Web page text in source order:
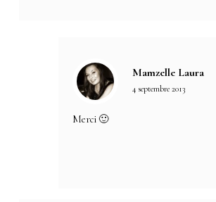
Mamzelle Laura
4 septembre 2013
Merci 🙂